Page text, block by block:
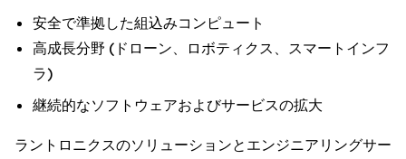
安全で準拠した組込みコンピュート
高成長分野 (ドローン、ロボティクス、スマートインフ
ラ)
継続的なソフトウェアおよびサービスの拡大
ラントロニクスのソリューションとエンジニアリングサー